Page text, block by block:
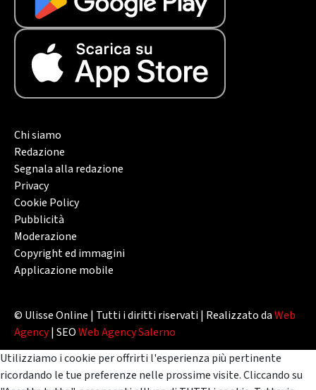
Chi siamo
Redazione
Segnala alla redazione
Privacy
Cookie Policy
Pubblicità
Moderazione
Copyright ed immagini
Applicazione mobile
© Ulisse Online | Tutti i diritti riservati | Realizzato daWeb
Agency| SEOWeb Agency Salerno
Utilizziamo i cookie per offrirti l'esperienza più pertinente
ricordando le tue preferenze nelle prossime visite. Cliccando su